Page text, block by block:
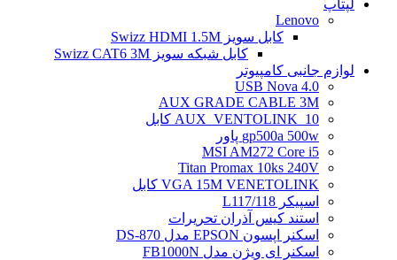
لپتاپ
Lenovo
کابل سویز Swizz HDMI 1.5M
کابل شبکه سویز Swizz CAT6 3M
لوازم جانبی کامپیوتر
4.0 USB Nova
AUX GRADE CABLE 3M
AUX_VENTOLINK_10 کابل
gp500a 500w پاور
MSI AM272 Core i5
Titan Promax 10ks 240V
VGA 15M VENETOLINK کابل
اسپیکر L117/118
استند کیس آذران تحریرات
اسکنر اپسون EPSON مدل DS-870
اسکنر ای ویژن مدل FB1000N